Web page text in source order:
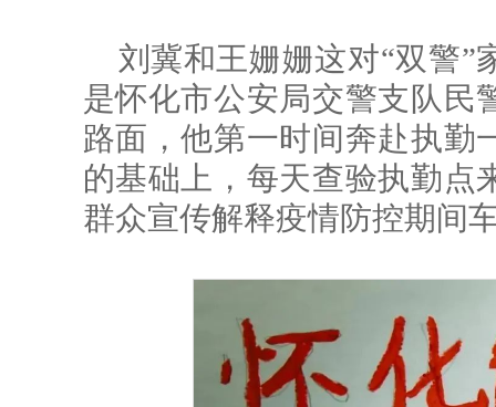
刘冀和王姗姗这对“双警”
是怀化市公安局交警支队民
路面，他第一时间奔赴执勤
的基础上，每天查验执勤点
群众宣传解释疫情防控期间